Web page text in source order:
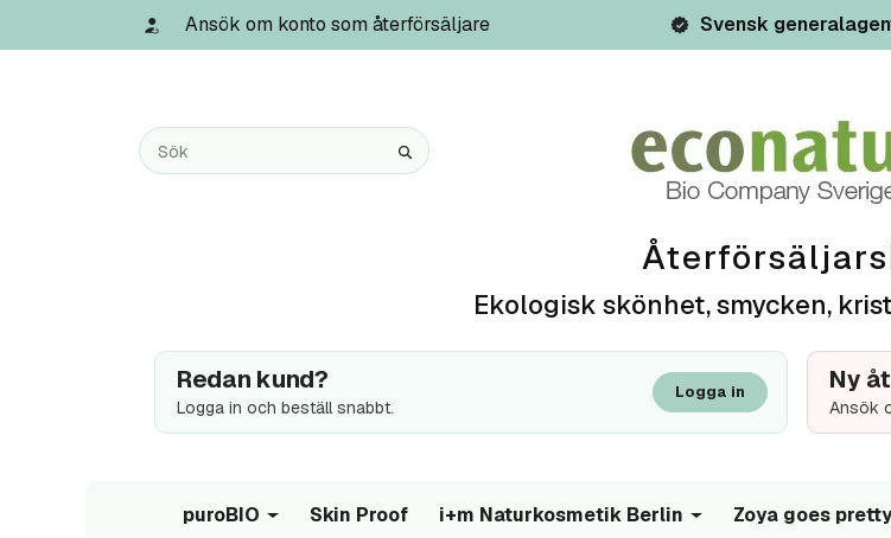
Ansök om konto som återförsäljare Svensk
Ekologisk skönhet, smycken,
Redan kund?
Logga in och beställ snabbt.
Logga in Ny
Ansök
puroBIO Skin Proof i+m Naturkosmetik Berlin Zoya goes pretty